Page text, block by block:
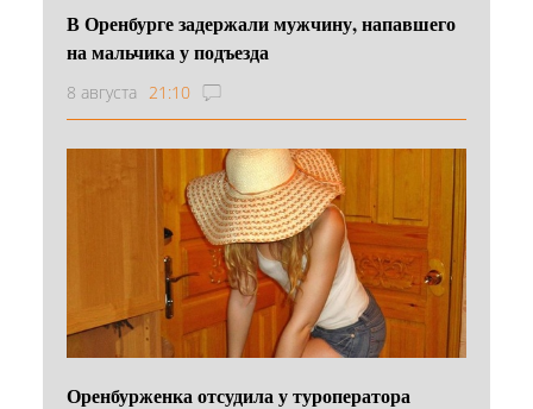
В Оренбурге задержали мужчину, напавшего
на мальчика у подъезда
8 августа 21:10
Оренбурженка отсудила у туроператора